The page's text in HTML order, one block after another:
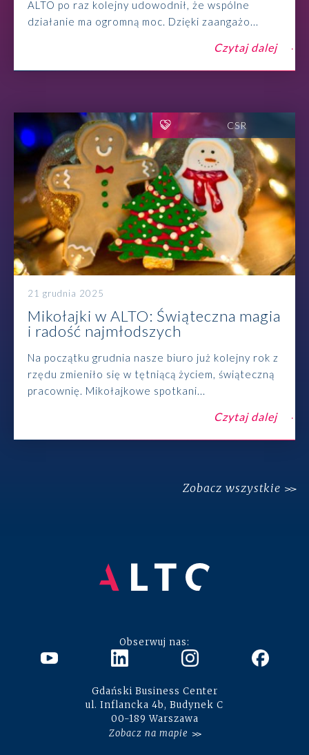
ALTO po raz kolejny udowodnił, że wspólne
działanie ma ogromną moc. Dzięki zaangażo...
Czytaj dalej
CSR
21 grudnia 2025
Mikołajki w ALTO: Świąteczna magia
i radość najmłodszych
Na początku grudnia nasze biuro już kolejny rok z
rzędu zmieniło się w tętniącą życiem, świąteczną
pracownię. Mikołajkowe spotkani...
Czytaj dalej
Zobacz wszystkie
Obserwuj nas:
Gdański Business Center
ul. Inflancka 4b, Budynek C
00-189 Warszawa
Zobacz na mapie